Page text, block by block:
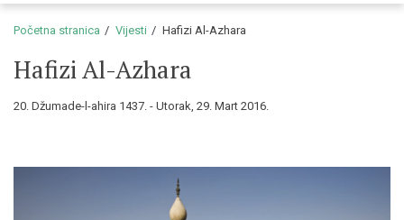
Početna stranica Vijesti Hafizi Al-Azhara
Hafizi Al-Azhara
20. Džumade-l-ahira 1437. - Utorak, 29. Mart 2016.